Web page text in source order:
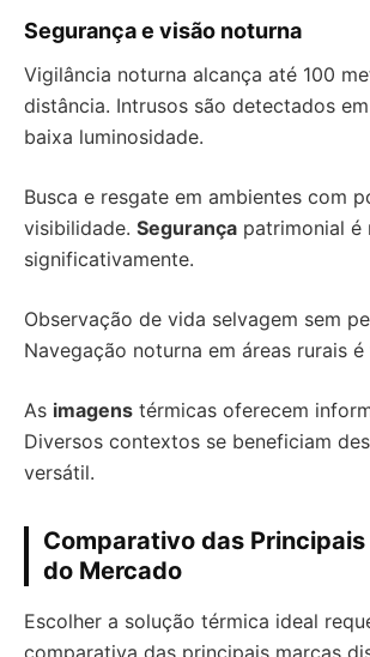
Segurança e visão noturna
Vigilância noturna alcança até 100
distância. Intrusos são detectados
baixa luminosidade.
Busca e resgate em ambientes com
visibilidade. Segurança patrimonial é
significativamente.
Observação de vida selvagem sem
Navegação noturna em áreas rurais
As imagens térmicas oferecem
Diversos contextos se beneficiam
versátil.
Comparativo das
do Mercado
Escolher a solução térmica ideal